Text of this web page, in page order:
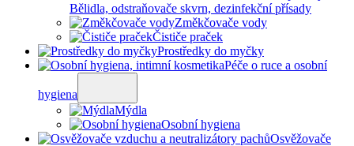
Bělidla, odstraňovače skvrn, dezinfekční přísady
Změkčovače vody
Čističe praček
Prostředky do myčky
Péče o ruce a osobní
hygiena
Mýdla
Osobní hygiena
Osvěžovače